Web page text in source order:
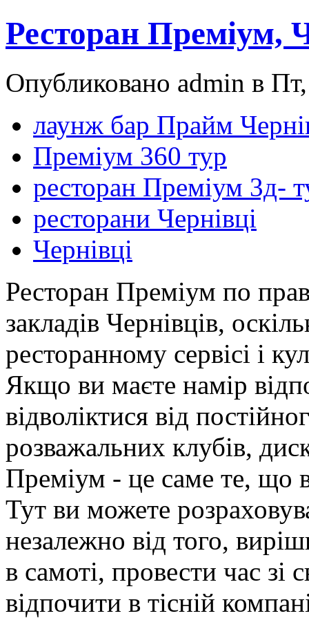
Ресторан Преміум,
Опубликовано admin в
лаунж бар Прайм
Преміум 360 тур
ресторан Преміум 3д-
ресторани Чернівці
Чернівці
Ресторан Преміум по
закладів Чернівців,
ресторанному сервісі і
Якщо ви маєте намір
відволіктися від
розважальних клубів,
Преміум - це саме те, що
Тут ви можете
незалежно від того,
в самоті, провести час
відпочити в тісній